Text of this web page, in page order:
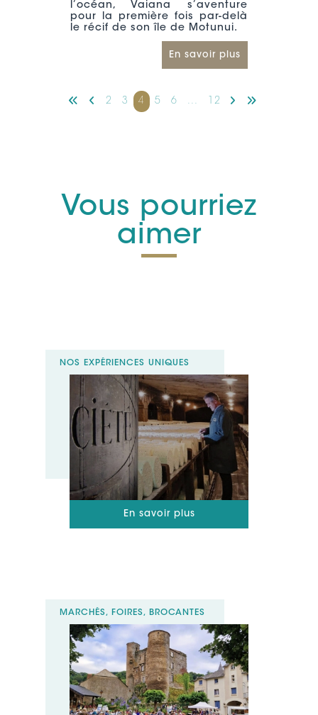
l’océan, Vaiana s’aventure
pour la première fois par-delà
le récif de son île de Motunui.
En savoir plus
2 3 4 5 6 ... 12
Vous pourriez
aimer
NOS EXPÉRIENCES UNIQUES
En savoir plus
MARCHÉS, FOIRES, BROCANTES